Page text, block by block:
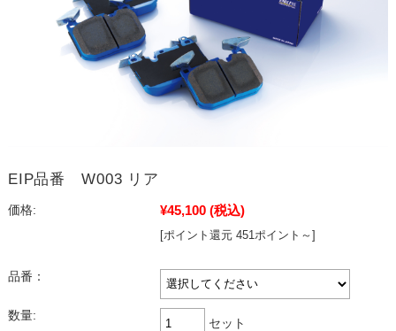
EIP品番 W003 リア
価格: ¥45,100 (税込)
[ポイント還元 451ポイント～]
品番：
数量:
セット